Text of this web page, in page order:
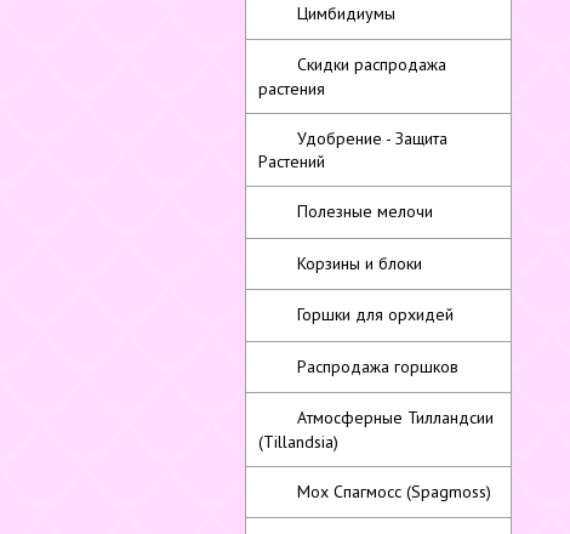
Цимбидиумы
Скидки распродажа
растения
Удобрение - Защита
Растений
Полезные мелочи
Корзины и блоки
Горшки для орхидей
Распродажа горшков
Атмосферные Тилландсии
(Tillandsia)
Мох Спагмосс (Spagmoss)